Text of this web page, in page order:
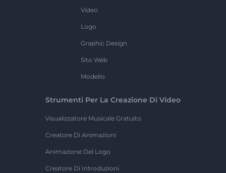
Video
Logo
Graphic Design
Sito Web
Modello
Strumenti Per La Creazione Di Video
Visualizzatore Musicale Gratuito
Creatore Di Animazioni
Animazione Del Logo
Creatore Di Introduzioni